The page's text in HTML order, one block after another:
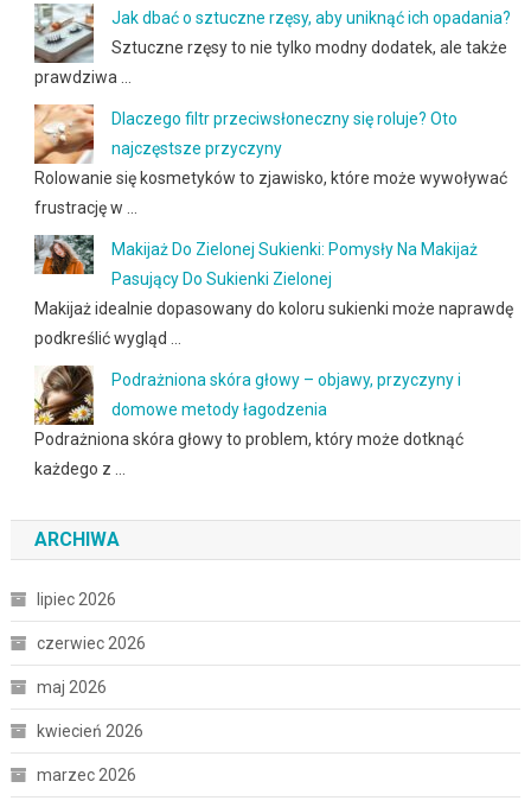
Jak dbać o sztuczne rzęsy, aby uniknąć ich opadania?
Sztuczne rzęsy to nie tylko modny dodatek, ale także
prawdziwa …
Dlaczego filtr przeciwsłoneczny się roluje? Oto
najczęstsze przyczyny
Rolowanie się kosmetyków to zjawisko, które może wywoływać
frustrację w …
Makijaż Do Zielonej Sukienki: Pomysły Na Makijaż
Pasujący Do Sukienki Zielonej
Makijaż idealnie dopasowany do koloru sukienki może naprawdę
podkreślić wygląd …
Podrażniona skóra głowy – objawy, przyczyny i
domowe metody łagodzenia
Podrażniona skóra głowy to problem, który może dotknąć
każdego z …
ARCHIWA
lipiec 2026
czerwiec 2026
maj 2026
kwiecień 2026
marzec 2026